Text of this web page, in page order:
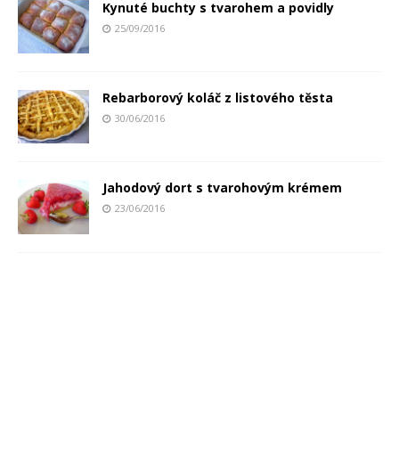
Kynuté buchty s tvarohem a povidly
25/09/2016
Rebarborový koláč z listového těsta
30/06/2016
Jahodový dort s tvarohovým krémem
23/06/2016